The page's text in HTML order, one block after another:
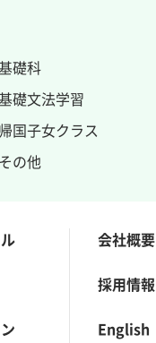
礎科
礎文法学習
帰国子女クラス
その他
会社概要
採用情報
English